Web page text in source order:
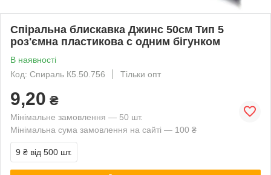
Спіральна блискавка Джинс 50см Тип 5
роз'ємна пластикова с одним бігунком
В наявності
Код: Спираль К5.50.756
Тільки опт
9,20 ₴
Мінімальне замовлення — 50 шт.
Мінімальна сума замовлення на сайті — 100 ₴
9 ₴ від 500 шт.